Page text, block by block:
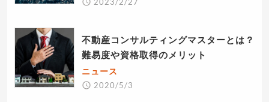
不動産コンサルティングマスターとは？
難易度や資格取得のメリット
ニュース
2020/5/3